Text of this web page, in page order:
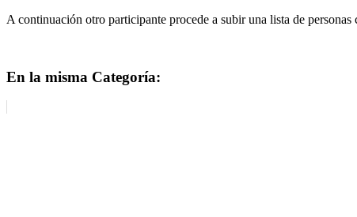
A continuación otro participante procede a subir una lista de
En la misma Categoría: